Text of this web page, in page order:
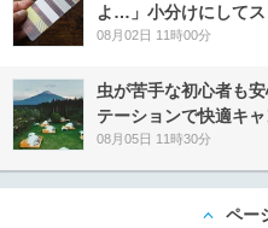
よ…」小分けにして
08月02日 11時00分
虫が苦手な初心者も
テーションで快適キ
08月05日 11時30分
ペー